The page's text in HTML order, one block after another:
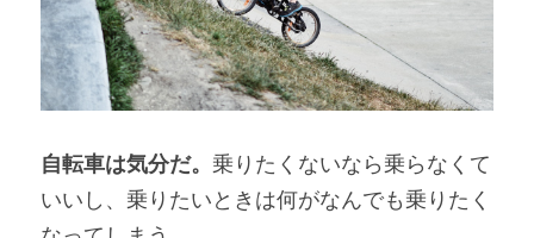
自転車は気分だ。 乗りたくないなら乗らなくて
いいし、乗りたいときは何がなんでも乗りたく